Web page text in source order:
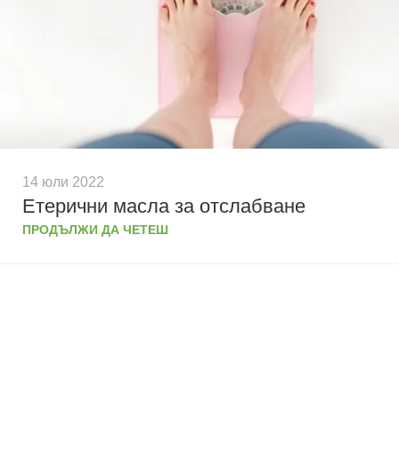
14 юли 2022
Етерични масла за отслабване
ПРОДЪЛЖИ ДА ЧЕТЕШ